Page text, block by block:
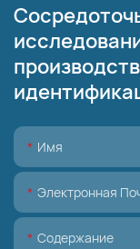
Имя
Электронная
Содержание